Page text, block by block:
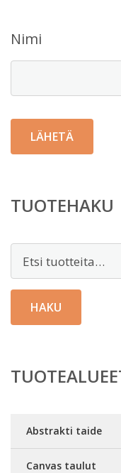
Nimi
TUOTEHAKU
HAKU
Abstrakti taide
Canvas taulut